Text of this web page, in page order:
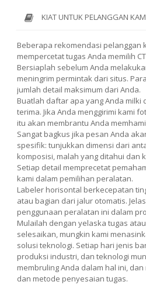
KIAT UNTUK PELANGGAN
Beberapa rekomendasi pelanggan
mempercetat tugas Anda memilih
Bersiaplah sebelum Anda
meningrim permintak dari situs.
jumlah detail maksimum dari Anda.
Buatlah daftar apa yang Anda milki
terima. Jika Anda menggirimi kami
itu akan membrantu Anda
Sangat bagkus jika pesan Anda
spesifik: tunjukkan dimensi dari
komposisi, malah yang ditahui dan
Setiap detail memprecetat
kami dalam pemilihan peralatan.
Labeler horisontal berkecepatan
atau bagian dari jalur otomatis.
penggunaan peralatan ini dalam
Mulailah dengan yelaska tugas
selesaikan, mungkin kami
solusi teknologi. Setiap hari jenis
produksi industri, dan teknologi
membruling Anda dalam hal ini,
dan metode penyesaian tugas.